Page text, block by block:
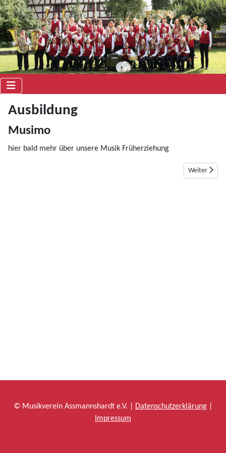
Ausbildung
Musimo
hier bald mehr über unsere Musik Früherziehung
Nächster
Weiter
© Musikverein Assmannshardt e.V. | Datenschutzerklärung
Impressum